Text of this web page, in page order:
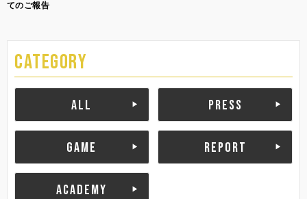
てのご報告
CATEGORY
ALL PRESS
GAME REPORT
ACADEMY